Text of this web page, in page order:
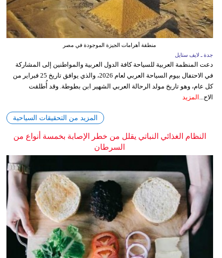
منطقة أهرامات الجيزة الموجودة في مصر
جدة ـ لايف ستايل
دعت المنظمة العربية للسياحة كافة الدول العربية والمواطنين إلى المشاركة
في الاحتفال بيوم السياحة العربي لعام 2026، والذي يوافق تاريخ 25 فبراير من
كل عام، وهو تاريخ مولد الرحالة العربي الشهير ابن بطوطة. وقد أُطلقت
الاح... المزيد
المزيد من التحقيقات السياحية
النظام الغذائي النباتي يقلل من خطر الإصابة بخمسة أنواع من
السرطان